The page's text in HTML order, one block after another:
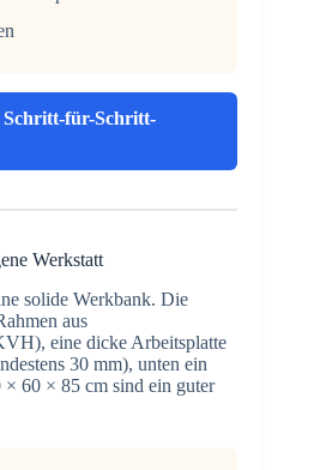
für-Schritt-
Werkstatt
solide Werkbank. Die
aus
eine dicke Arbeitsplatte
30 mm), unten ein
60 × 85 cm sind ein guter